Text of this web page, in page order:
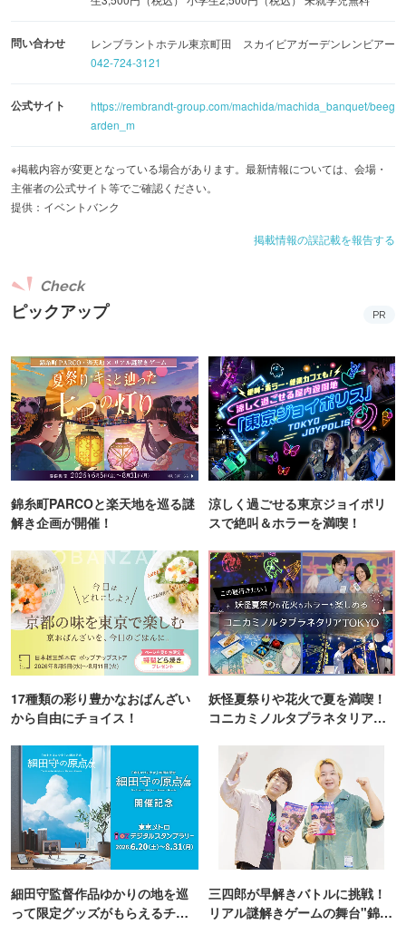
問い合わせ
レンブラントホテル東京町田 スカイビアガーデンレンビアー
042-724-3121
公式サイト
https://rembrandt-group.com/machida/machida_banquet/beeg
arden_m
※掲載内容が変更となっている場合があります。最新情報については、会場・
主催者の公式サイト等でご確認ください。
提供：イベントバンク
掲載情報の誤記載を報告する
ピックアップ
Check
PR
錦糸町PARCOと楽天地を巡る謎
解き企画が開催！
涼しく過ごせる東京ジョイポリ
スで絶叫＆ホラーを満喫！
17種類の彩り豊かなおばんざい
から自由にチョイス！
妖怪夏祭りや花火で夏を満喫！
コニカミノルタプラネタリア
細田守監督作品ゆかりの地を巡
って限定グッズがもらえるチャ
三四郎が早解きバトルに挑戦！
リアル謎解きゲームの舞台"錦糸